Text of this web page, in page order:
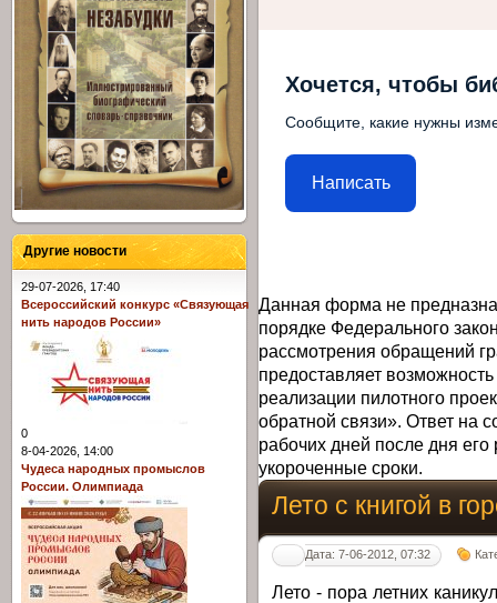
Хочется, чтобы
Сообщите, какие нужны
Написать
Данная форма не
порядке Федерального
рассмотрения обращений
предоставляет
реализации пилотного
обратной связи». Ответ на
рабочих дней после дня
укороченные сроки.
Лето с книгой в
Дата: 7-06-2012, 07:32
Лето - пора летних
Другие новости
29-07-2026, 17:40
Всероссийский конкурс «Связующая
нить народов России»
0
8-04-2026, 14:00
Чудеса народных промыслов
России. Олимпиада